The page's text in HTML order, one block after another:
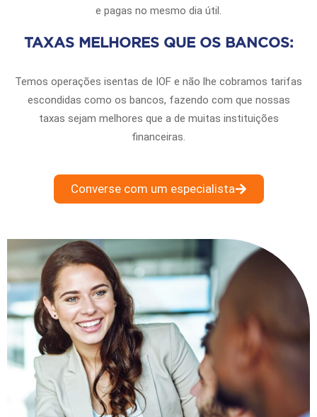
e pagas no mesmo dia útil.
TAXAS MELHORES QUE OS BANCOS:
Temos operações isentas de IOF e não lhe cobramos tarifas
escondidas como os bancos, fazendo com que nossas
taxas sejam melhores que a de muitas instituições
financeiras.
Converse com um especialista